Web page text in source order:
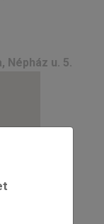
Népház u. 5.